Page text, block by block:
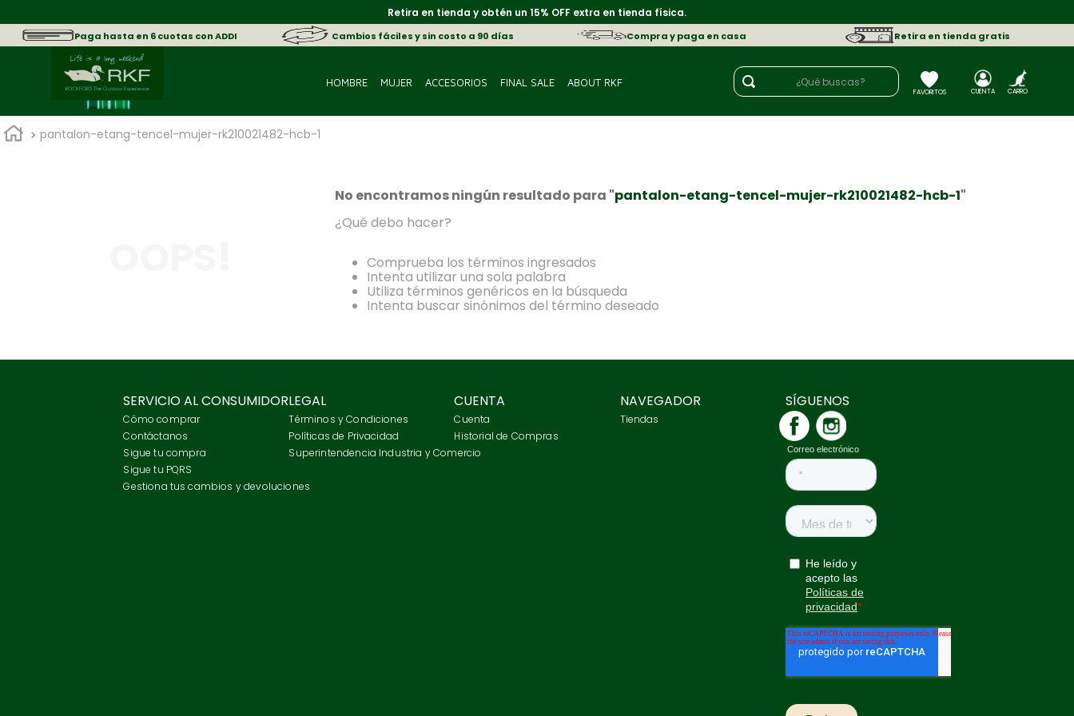
Retira en tienda y obtén un 15% OFF extra en tienda física.
Paga hasta en 6 cuotas con ADDI Cambios fáciles y sin costo a 90 días Compra y paga en casa Retira en tienda gratis
HOMBRE MUJER ACCESORIOS FINAL SALE ABOUT RKF
¿Qué buscas?
pantalon-etang-tencel-mujer-rk210021482-hcb-1
No encontramos ningún resultado para "pantalon-etang-tencel-mujer-rk210021482-hcb-1"
¿Qué debo hacer?
Comprueba los términos ingresados
Intenta utilizar una sola palabra
Utiliza términos genéricos en la búsqueda
Intenta buscar sinónimos del término deseado
SERVICIO AL CONSUMIDOR
Cómo comprar
Contáctanos
Sigue tu compra
Sigue tu PQRS
Gestiona tus cambios y devoluciones
LEGAL
Términos y Condiciones
Políticas de Privacidad
Superintendencia Industria y Comercio
CUENTA
Cuenta
Historial de Compras
NAVEGADOR
Tiendas
SÍGUENOS